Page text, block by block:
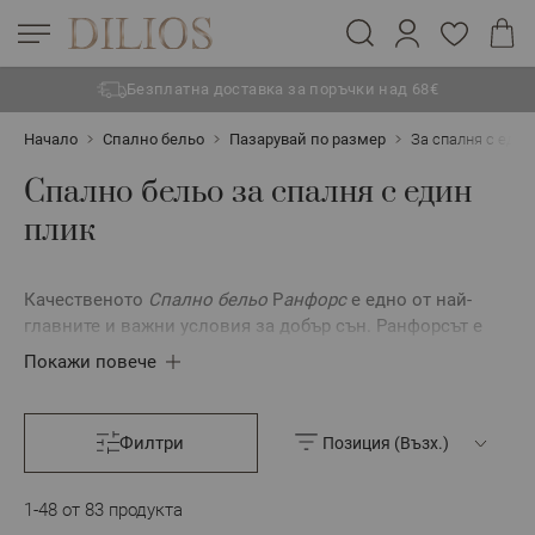
Безплатна доставка за поръчки над 68€
Начало Спално бельо Пазарувай по размер За спалня с един
Спално бельо за спалня с един
плик
Качественото Спално бельо Ранфорсе едно от най-
главните и важни условия за добър сън. Ранфорсът е
материал, изработен изцяло от памучни влакна с
влакна, с гъстота 57 нишки на см2.
ПамучнотоСпално бельо Ранфорс
има няколко
Мекота, която прави
Покажи повече
Филтри
1-48 от 83 продукта